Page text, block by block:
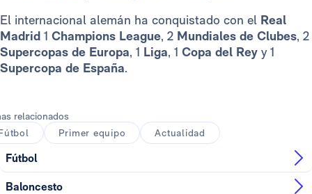
El internacional alemán ha conquistado con el Real
Madrid 1 Champions League, 2 Mundiales de Clubes, 2
Supercopas de Europa, 1 Liga, 1 Copa del Rey y 1
Supercopa de España.
relacionados
Primer equipo Actualidad
Fútbol
Baloncesto